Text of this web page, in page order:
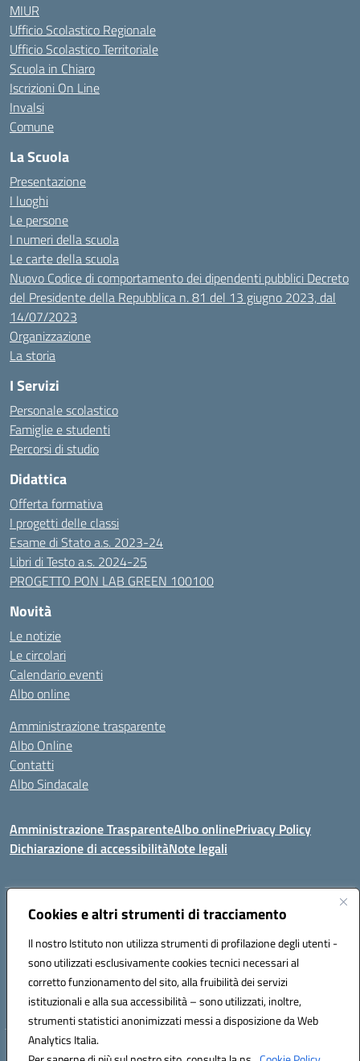
Cookies e altri strumenti di tracciamento
Il nostro Istituto non utilizza strumenti di profilazione degli utenti -
sono utilizzati esclusivamente cookies tecnici necessari al
corretto funzionamento del sito, alla fruibilità dei servizi
istituzionali e alla sua accessibilità – sono utilizzati, inoltre,
strumenti statistici anonimizzati messi a disposizione da Web
Analytics Italia.
MIUR
Ufficio Scolastico Regionale
Ufficio Scolastico Territoriale
Scuola in Chiaro
Iscrizioni On Line
Invalsi
Comune
La Scuola
Presentazione
I luoghi
Le persone
I numeri della scuola
Le carte della scuola
Nuovo Codice di comportamento dei dipendenti pubblici Decreto
del Presidente della Repubblica n. 81 del 13 giugno 2023, dal
14/07/2023
Organizzazione
La storia
I Servizi
Personale scolastico
Famiglie e studenti
Percorsi di studio
Didattica
Offerta formativa
I progetti delle classi
Esame di Stato a.s. 2023-24
Libri di Testo a.s. 2024-25
PROGETTO PON LAB GREEN 100100
Novità
Le notizie
Le circolari
Calendario eventi
Albo online
Amministrazione trasparente
Albo Online
Contatti
Albo Sindacale
Amministrazione TrasparenteAlbo onlinePrivacy Policy
Dichiarazione di accessibilitàNote legali
Indirizzo:Via De Martis s.n.c. 07029 Tempio Pausania (OT)
Posta elettronica certificata (PEC):sssl030007@pec.istruzione.it
Codice fiscale: 91009410902
Codice meccanografico: SSSL030007
Hosting & Powered by 3D Solution S.r.l.